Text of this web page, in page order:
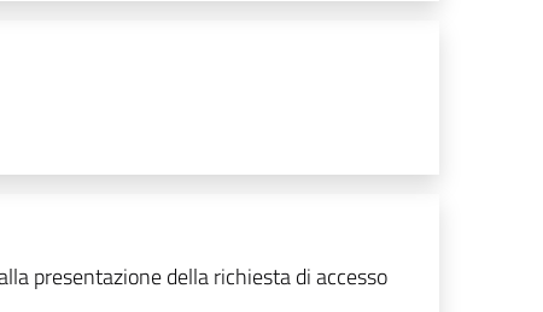
presentazione della richiesta di accesso